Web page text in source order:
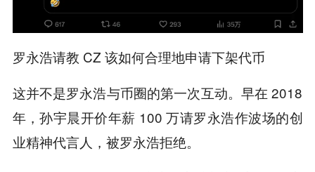
罗永浩请教 CZ 该如何合理地申请下架代币
这并不是罗永浩与币圈的第一次互动。早在 2018
年，孙宇晨开价年薪 100 万请罗永浩作波场的创
业精神代言人，被罗永浩拒绝。